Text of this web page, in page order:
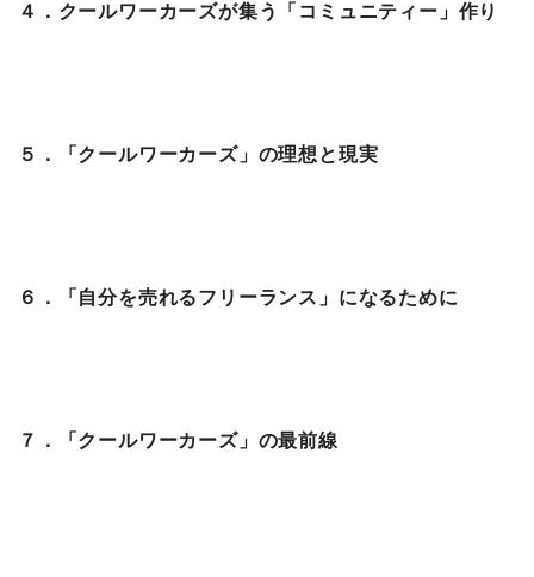
４．クールワーカーズが集う「コミュニティー」作り
５．「クールワーカーズ」の理想と現実
６．「自分を売れるフリーランス」になるために
７．「クールワーカーズ」の最前線